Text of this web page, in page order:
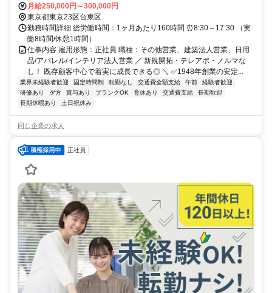
入谷駅：徒歩約15分／東京メトロ日比谷線 三ノ輪駅：徒歩約10分
月給250,000円～300,000円
東京都東京23区台東区
勤務時間詳細 総労働時間：1ヶ月あたり160時間 ⏰8:30～17:30 （実
働8時間/休憩1時間）
仕事内容 雇用形態：正社員 職種：その他営業、建築法人営業、日用
品/アパレル/インテリア法人営業 ／ 新規開拓・テレアポ・ノルマな
し！ 既存顧客中心で着実に成長できる◎ ＼ ✅1948年創業の安定...
業界未経験者歓迎 固定時間制 転勤なし 交通費全額支給 午前
経験者歓迎
研修あり
夕方 賞与あり ブランクOK 育休あり 交通費支給
長期歓迎
長期休暇あり
土日祝休み
同じ企業の求人
正社員